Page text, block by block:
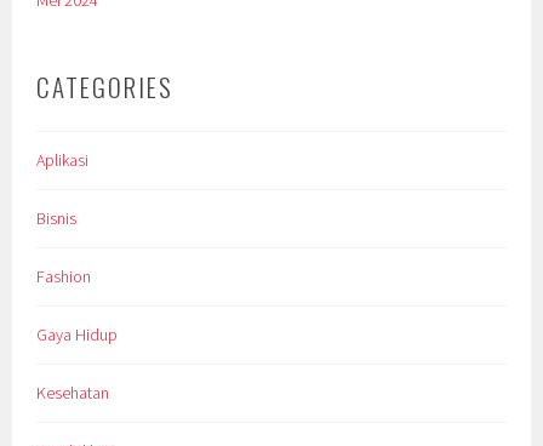
CATEGORIES
Aplikasi
Bisnis
Fashion
Gaya Hidup
Kesehatan